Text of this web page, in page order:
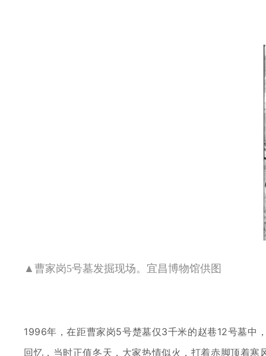
▲ 曹家岗5号墓发掘现场。宜昌博物馆供图
1996年，在距曹家岗5号楚墓仅3千米的赵巷12号墓中
回忆，当时正值冬天，大家热情似火，打着赤脚顶着寒